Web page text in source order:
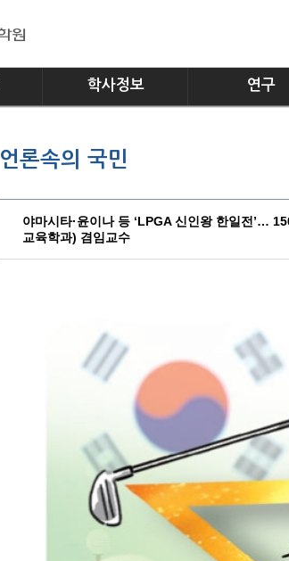
학사정보
교과과정
연구
언론속의 국민
야마시타·윤이나 등 ‘LPGA 신인왕 한일전’…
교육학과) 겸임교수